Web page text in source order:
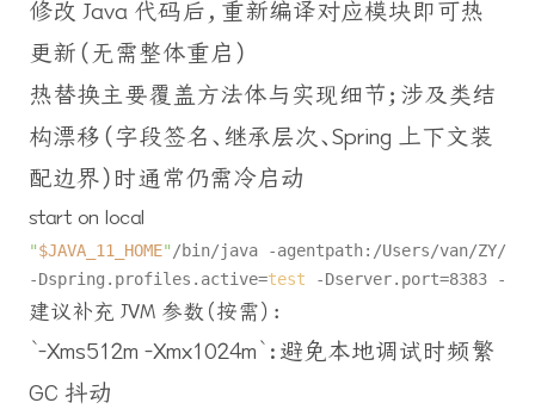
修改 Java 代码后，重新编译对应模块即可热
更新（无需整体重启）
热替换主要覆盖方法体与实现细节；涉及类结
构漂移（字段签名、继承层次、Spring 上下文装
配边界）时通常仍需冷启动
start on local
"$JAVA_11_HOME" /bin/java -agentpath:/Users/van/ZY/
-Dspring.profiles.active=test
建议补充 JVM 参数（按需）：
`-Xms512m -Xmx1024m`：避免本地调试时频繁
GC 抖动